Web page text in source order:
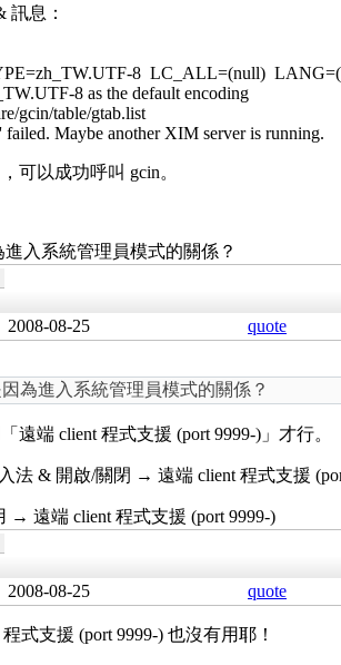
訊息：
8 LC_ALL=(null)
8 as the default encoding
gcin/table/gtab.list
Maybe another XIM server is running.
可以成功呼叫 gcin。
入系統管理員模式的關係？
2008-08-25 quote
為進入系統管理員模式的關係？
遠端 client 程式支援 (port 9999-)」才行。
法 & 開啟/關閉 → 遠端 client 程式支援
→ 遠端 client 程式支援 (port 9999-)
2008-08-25 quote
式支援 (port 9999-) 也沒有用耶！